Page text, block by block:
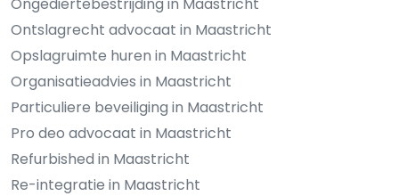
Ontslagrecht advocaat in Maastricht
Opslagruimte huren in Maastricht
Organisatieadvies in Maastricht
Particuliere beveiliging in Maastricht
Pro deo advocaat in Maastricht
Refurbished in Maastricht
Re-integratie in Maastricht